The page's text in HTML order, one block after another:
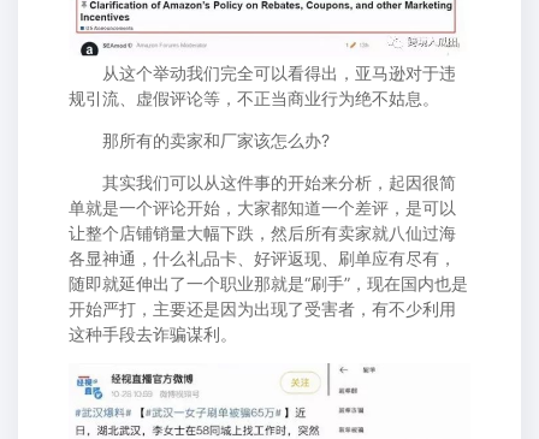
从这个举动我们完全可以看得出，亚马逊对于违
规引流、虚假评论等，不正当商业行为绝不姑息。
那所有的卖家和厂家该怎么办?
其实我们可以从这件事的开始来分析，起因很简
单就是一个评论开始，大家都知道一个差评，是可以
让整个店铺销量大幅下跌，然后所有卖家就八仙过海
各显神通，什么礼品卡、好评返现、刷单应有尽有，
随即就延伸出了一个职业那就是“刷手”，现在国内也是
开始严打，主要还是因为出现了受害者，有不少利用
这种手段去诈骗谋利。